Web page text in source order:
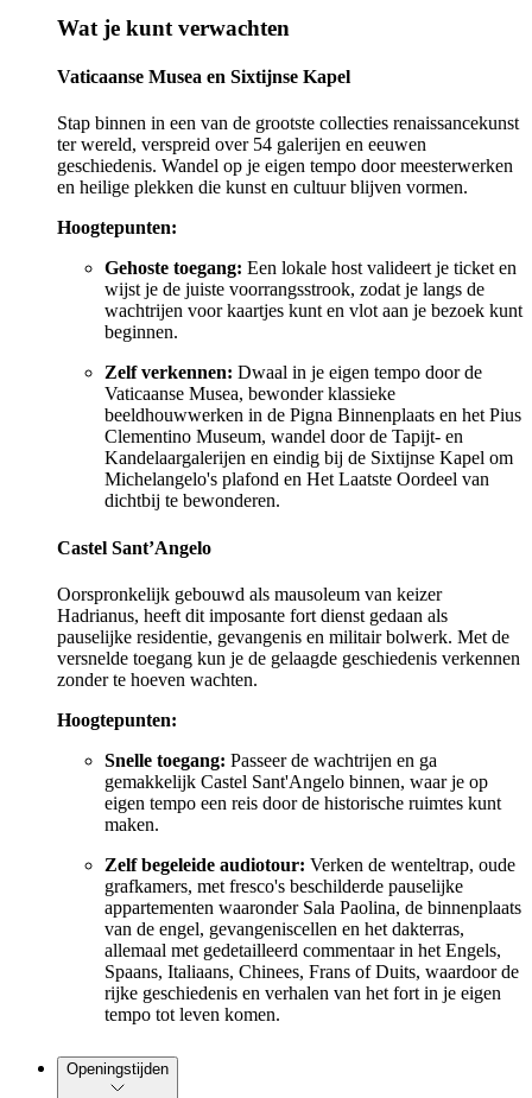
Wat je kunt verwachten
Vaticaanse Musea en Sixtijnse Kapel
Stap binnen in een van de grootste collecties renaissancekunst
ter wereld, verspreid over 54 galerijen en eeuwen
geschiedenis. Wandel op je eigen tempo door meesterwerken
en heilige plekken die kunst en cultuur blijven vormen.
Hoogtepunten:
Gehoste toegang: Een lokale host valideert je ticket en
wijst je de juiste voorrangsstrook, zodat je langs de
wachtrijen voor kaartjes kunt en vlot aan je bezoek kunt
beginnen.
Zelf verkennen: Dwaal in je eigen tempo door de
Vaticaanse Musea, bewonder klassieke
beeldhouwwerken in de Pigna Binnenplaats en het Pius
Clementino Museum, wandel door de Tapijt- en
Kandelaargalerijen en eindig bij de Sixtijnse Kapel om
Michelangelo's plafond en Het Laatste Oordeel van
dichtbij te bewonderen.
Castel Sant’Angelo
Oorspronkelijk gebouwd als mausoleum van keizer
Hadrianus, heeft dit imposante fort dienst gedaan als
pauselijke residentie, gevangenis en militair bolwerk. Met de
versnelde toegang kun je de gelaagde geschiedenis verkennen
zonder te hoeven wachten.
Hoogtepunten:
Snelle toegang: Passeer de wachtrijen en ga
gemakkelijk Castel Sant'Angelo binnen, waar je op
eigen tempo een reis door de historische ruimtes kunt
maken.
Zelf begeleide audiotour: Verken de wenteltrap, oude
grafkamers, met fresco's beschilderde pauselijke
appartementen waaronder Sala Paolina, de binnenplaats
van de engel, gevangeniscellen en het dakterras,
allemaal met gedetailleerd commentaar in het Engels,
Spaans, Italiaans, Chinees, Frans of Duits, waardoor de
rijke geschiedenis en verhalen van het fort in je eigen
tempo tot leven komen.
Openingstijden